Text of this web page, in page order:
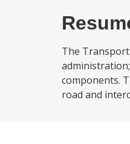
The
components.
road and